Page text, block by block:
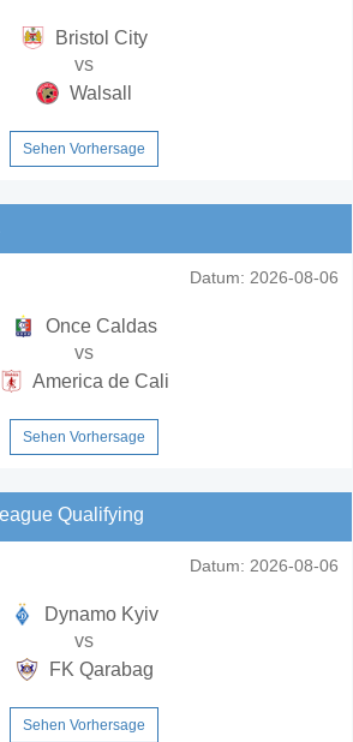
Bristol City
vs
Walsall
Sehen Vorhersage
Datum: 2026-08-06
Once Caldas
vs
America de Cali
Sehen Vorhersage
Qualifying
Datum: 2026-08-06
Dynamo Kyiv
vs
FK Qarabag
Sehen Vorhersage